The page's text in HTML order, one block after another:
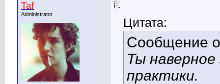
Taf
Administrator
Цитата:
Сообщение
Ты
практики.